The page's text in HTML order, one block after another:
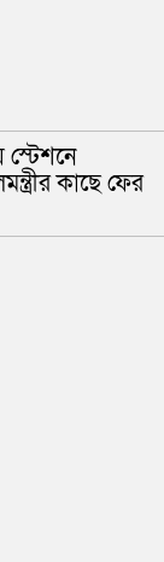
স্টেশনে
কাছে ফের